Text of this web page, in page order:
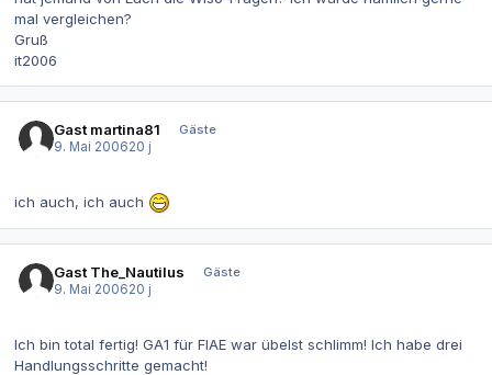
mal vergleichen?
Gruß
it2006
Gast martina81
Gäste
9. Mai 200620 j
ich auch, ich auch
Gast The_Nautilus
Gäste
9. Mai 200620 j
Ich bin total fertig! GA1 für FIAE war übelst schlimm! Ich habe drei
Handlungsschritte gemacht!